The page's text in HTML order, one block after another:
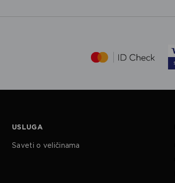
USLUGA
Saveti o veličinama